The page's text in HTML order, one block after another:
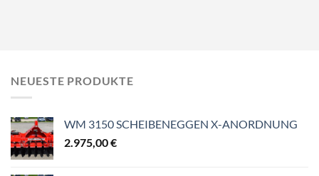
NEUESTE PRODUKTE
WM 3150 SCHEIBENEGGEN X-ANORDNUNG
2.975,00€